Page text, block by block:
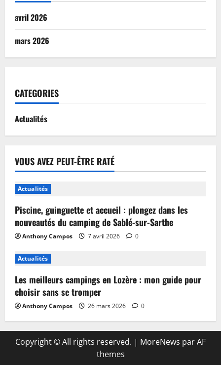
avril 2026
mars 2026
CATEGORIES
Actualités
VOUS AVEZ PEUT-ÊTRE RATÉ
Actualités
Piscine, guinguette et accueil : plongez dans les
nouveautés du camping de Sablé-sur-Sarthe
Anthony Campos 7 avril 2026 0
Actualités
Les meilleurs campings en Lozère : mon guide pour
choisir sans se tromper
Anthony Campos 26 mars 2026 0
Copyright © All rights reserved. | MoreNews par AF
themes